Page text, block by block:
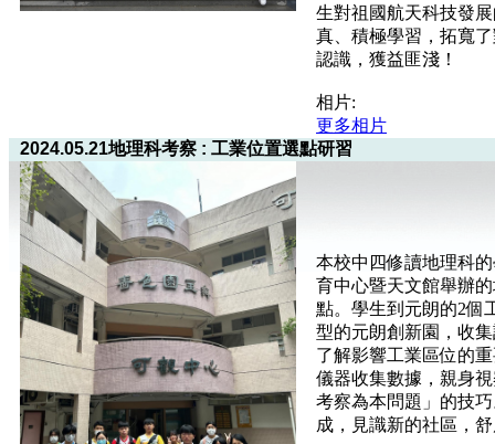
生對祖國航天科技發
真、積極學習，拓寬
認識，獲益匪淺！
相片:
更多相片
2024.05.21地理科考察 : 工業位置選點研習
本校中四修讀地理科
育中心暨天文館舉辦
點。學生到元朗的2個
型的元朗創新園，收
了解影響工業區位的
儀器收集數據，親身
考察為本問題」的技
成，見識新的社區，